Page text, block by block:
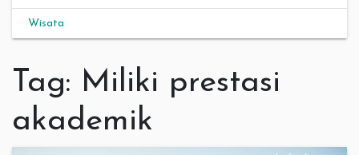
Wisata
Tag: Miliki prestasi
akademik